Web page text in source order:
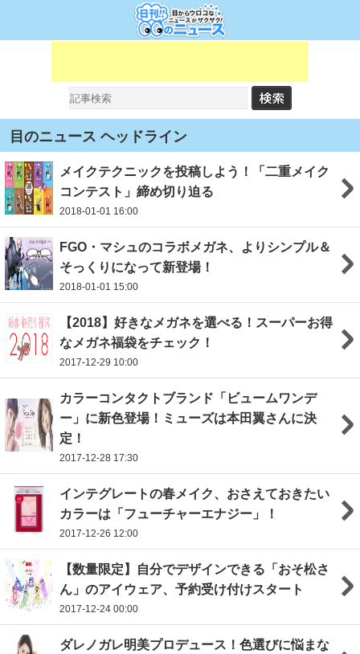
目のニュース ヘッドライン
メイクテクニックを投稿しよう！「二重メイク
コンテスト」締め切り迫る
2018-01-01 16:00
FGO・マシュのコラボメガネ、よりシンプル＆
そっくりになって新登場！
2018-01-01 15:00
【2018】好きなメガネを選べる！スーパーお得
なメガネ福袋をチェック！
2017-12-29 10:00
カラーコンタクトブランド「ビュームワンデ
ー」に新色登場！ミューズは本田翼さんに決
定！
2017-12-28 17:30
インテグレートの春メイク、おさえておきたい
カラーは「フューチャーエナジー」！
2017-12-26 12:00
【数量限定】自分でデザインできる「おそ松さ
ん」のアイウェア、予約受け付けスタート
2017-12-24 00:00
ダレノガレ明美プロデュース！色選びに悩まな